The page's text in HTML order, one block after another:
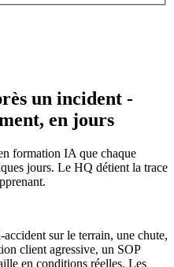
un incident -
en jours
formation IA que chaque
jours. Le HQ détient la trace
sur le terrain, une chute,
client agressive, un SOP
en conditions réelles. Les